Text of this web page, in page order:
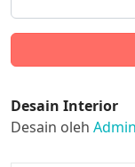
Desain Interior
Desain oleh